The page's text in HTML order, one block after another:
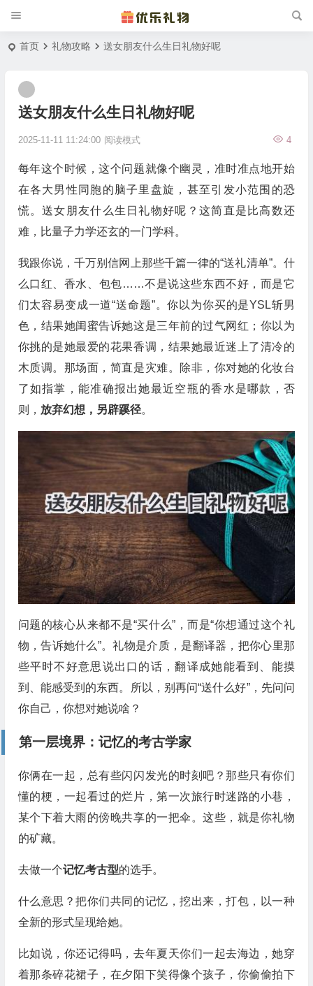
首页 礼物攻略 送女朋友什么生日礼物好呢
送女朋友什么生日礼物好呢
2025-11-11 11:24:00 4
阅读模式
每年这个时候，这个问题就像个幽灵，准时准点地开始
在各大男性同胞的脑子里盘旋，甚至引发小范围的恐
慌。送女朋友什么生日礼物好呢？这简直是比高数还
难，比量子力学还玄的一门学科。
我跟你说，千万别信网上那些千篇一律的“送礼清单”。什
么口红、香水、包包……不是说这些东西不好，而是它
们太容易变成一道“送命题”。你以为你买的是YSL斩男
色，结果她闺蜜告诉她这是三年前的过气网红；你以为
你挑的是她最爱的花果香调，结果她最近迷上了清冷的
木质调。那场面，简直是灾难。除非，你对她的化妆台
了如指掌，能准确报出她最近空瓶的香水是哪款，否
则， 放弃幻想，另辟蹊径。
问题的核心从来都不是“买什么”，而是“你想通过这个礼
物，告诉她什么”。礼物是介质，是翻译器，把你心里那
些平时不好意思说出口的话，翻译成她能看到、能摸
到、能感受到的东西。所以，别再问“送什么好”，先问问
你自己，你想对她说啥？
第一层境界：记忆的考古学家
你俩在一起，总有些闪闪发光的时刻吧？那些只有你们
懂的梗，一起看过的烂片，第一次旅行时迷路的小巷，
某个下着大雨的傍晚共享的一把伞。这些，就是你礼物
的矿藏。
去做一个记忆考古型的选手。
什么意思？把你们共同的记忆，挖出来，打包，以一种
全新的形式呈现给她。
比如说，你还记得吗，去年夏天你们一起去海边，她穿
着那条碎花裙子，在夕阳下笑得像个孩子，你偷偷拍下